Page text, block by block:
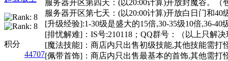
积分
44707
服务器开区第四天：(以20:00计算)开放封魔谷。（
服务器开区第七天：(以20:00计算)开放白日门和
[升级经验]:1-30级是盛大的15倍,30-35级10倍,36-40
[排忧解难]：IS号:210118；QQ群号：（以上只解决
[魔法技能]：商店内只出售初级技能,其他技能需打
[佩带首饰]：商店内只出售最基本的首饰,其他需打